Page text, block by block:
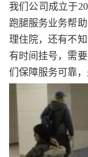
我们公司成立于
跑腿服务业务帮
理住院，还有不
有时间挂号，需
们保障服务可靠，